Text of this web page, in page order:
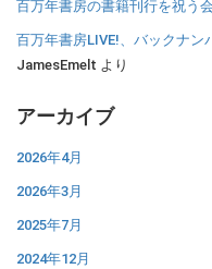
百万年書房の書籍刊行を祝う
百万年書房LIVE!、バックナン
JamesEmelt より
アーカイブ
2026年4月
2026年3月
2025年7月
2024年12月